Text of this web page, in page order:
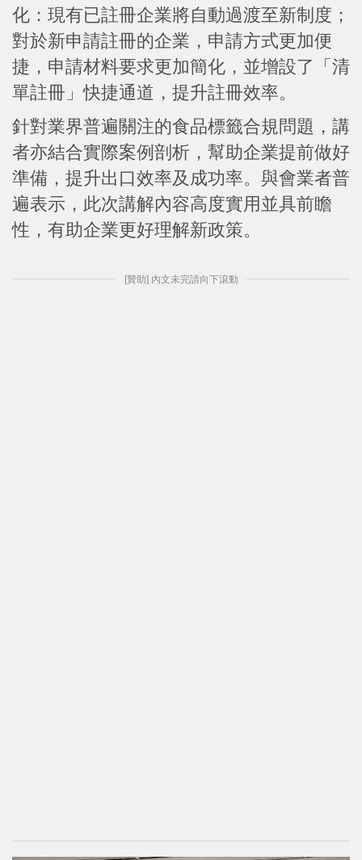
化：現有已註冊企業將自動過渡至新制度；
對於新申請註冊的企業，申請方式更加便
捷，申請材料要求更加簡化，並增設了「清
單註冊」快捷通道，提升註冊效率。
針對業界普遍關注的食品標籤合規問題，講
者亦結合實際案例剖析，幫助企業提前做好
準備，提升出口效率及成功率。與會業者普
遍表示，此次講解內容高度實用並具前瞻
性，有助企業更好理解新政策。
[贊助] 內文未完請向下滾動